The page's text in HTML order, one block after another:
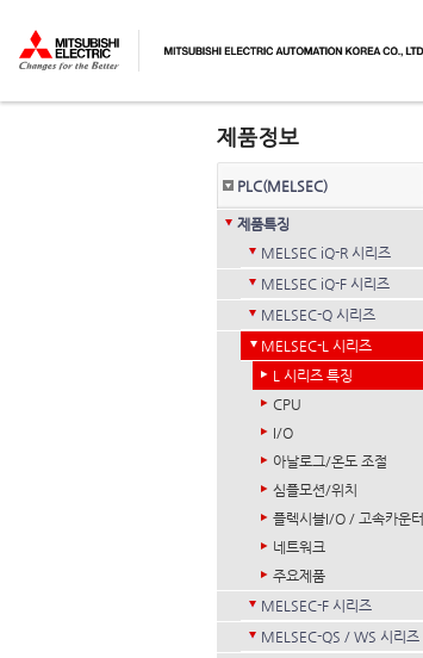
PLC(MELSEC)
제품특징
MELSEC iQ-R 시리즈
MELSEC iQ-F 시리즈
MELSEC-Q 시리즈
MELSEC-L 시리즈
L 시리즈 특징
CPU
I/O
아날로그/온도 조절
심플모션/위치
플렉시블I/O / 고속카운터
네트워크
주요제품
MELSEC-F 시리즈
MELSEC-QS / WS 시리즈